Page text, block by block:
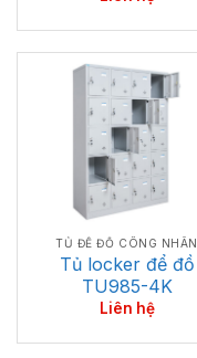
TỦ ĐỂ ĐỒ CÔNG NHÂN
Tủ locker để đồ
TU985-4K
Liên hệ